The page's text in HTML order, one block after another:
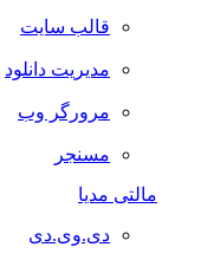
قالب سایت
مدیریت دانلود
مرورگر وب
مسنجر
مالتی مدیا
دی.وی.دی